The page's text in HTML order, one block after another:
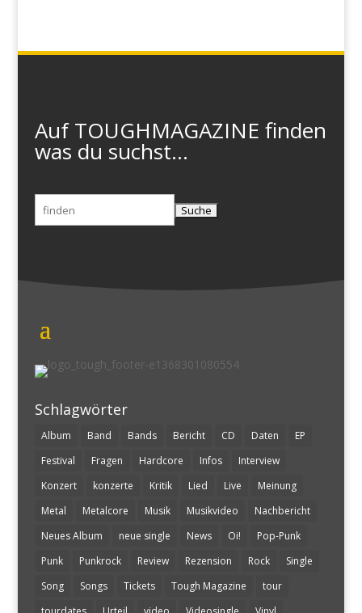
Auf TOUGHMAGAZINE finden
was du suchst...
Suchen
nach:
Schlagwörter
Album Band Bands Bericht CD Daten
EP
Festival
Fragen Hardcore Infos
Interview
Konzert
konzerte Kritik Lied Live
Meinung
Metal
Metalcore Musik Musikvideo
Nachbericht
Neues Album
neue single News Oi!
Pop-Punk
Punk
Punkrock Review Rezension Rock
Single
Song
Songs Tickets Tough Magazine
tour